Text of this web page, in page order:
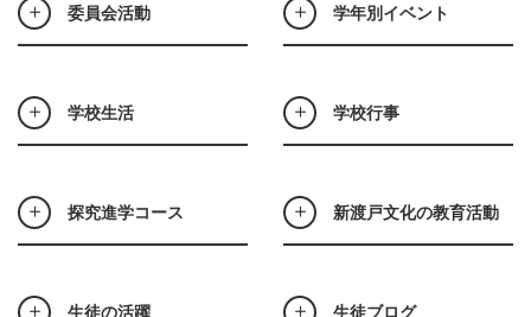
委員会活動 学年別イベント
学校生活 学校行事
探究進学コース 新渡戸文化の教育活動
生徒の活躍 生徒ブログ